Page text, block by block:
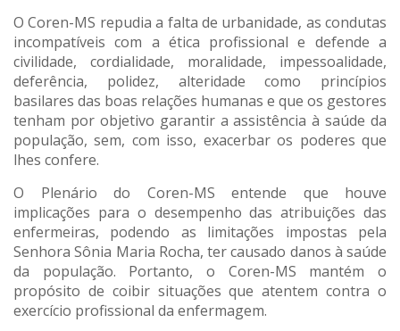
O Coren-MS repudia a falta de urbanidade, as condutas
incompatíveis com a ética profissional e defende a
civilidade, cordialidade, moralidade, impessoalidade,
deferência, polidez, alteridade como princípios
basilares das boas relações humanas e que os gestores
tenham por objetivo garantir a assistência à saúde da
população, sem, com isso, exacerbar os poderes que
lhes confere.
O Plenário do Coren-MS entende que houve
implicações para o desempenho das atribuições das
enfermeiras, podendo as limitações impostas pela
Senhora Sônia Maria Rocha, ter causado danos à saúde
da população. Portanto, o Coren-MS mantém o
propósito de coibir situações que atentem contra o
exercício profissional da enfermagem.